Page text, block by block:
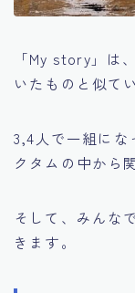
「My story」は
いたものと似て
3,4人で一組にな
クタムの中から
そして、みんな
きます。